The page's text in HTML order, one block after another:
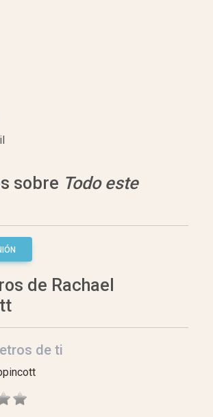
sobre Todo este
de Rachael
de ti